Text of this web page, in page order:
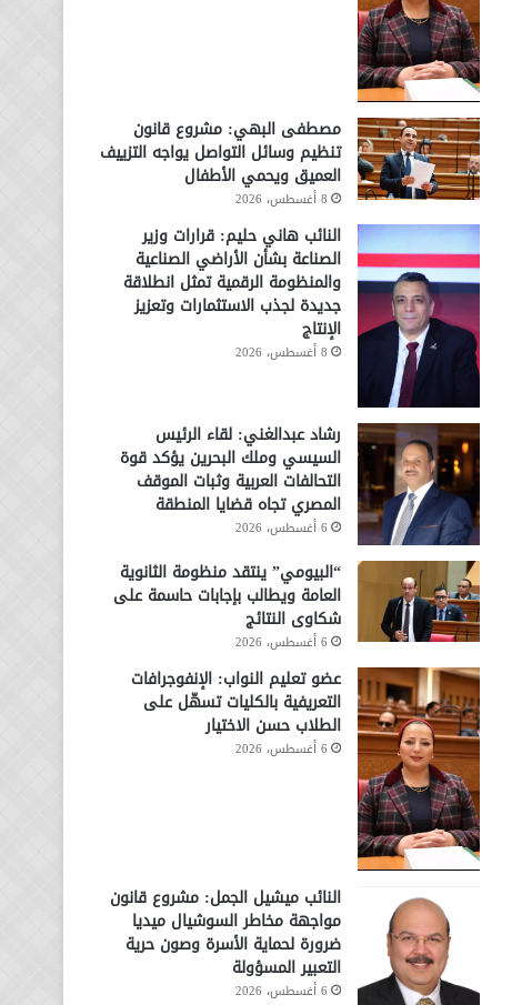
مصطفى البهي: مشروع قانون
تنظيم وسائل التواصل يواجه التزييف
العميق ويحمي الأطفال
8 أغسطس، 2026
النائب هاني حليم: قرارات وزير
الصناعة بشأن الأراضي الصناعية
والمنظومة الرقمية تمثل انطلاقة
جديدة لجذب الاستثمارات وتعزيز
الإنتاج
8 أغسطس، 2026
رشاد عبدالغني: لقاء الرئيس
السيسي وملك البحرين يؤكد قوة
التحالفات العربية وثبات الموقف
المصري تجاه قضايا المنطقة
6 أغسطس، 2026
“البيومي” ينتقد منظومة الثانوية
العامة ويطالب بإجابات حاسمة على
شكاوى النتائج
6 أغسطس، 2026
عضو تعليم النواب: الإنفوجرافات
التعريفية بالكليات تسهّل على
الطلاب حسن الاختيار
6 أغسطس، 2026
النائب ميشيل الجمل: مشروع قانون
مواجهة مخاطر السوشيال ميديا
ضرورة لحماية الأسرة وصون حرية
التعبير المسؤولة
6 أغسطس، 2026